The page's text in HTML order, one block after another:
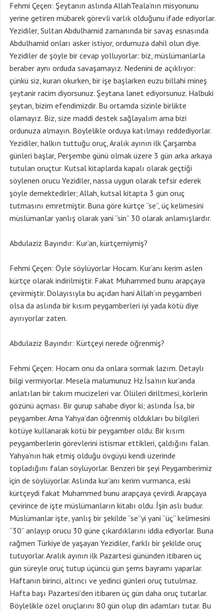
Fehmi Çeçen: Şeytanın aslında AllahTeala’nın misyonunu
yerine getiren mübarek görevli varlık olduğunu ifade ediyorlar.
Yezidiler, Sultan Abdulhamid zamanında bir savaş esnasında
Abdulhamid onları asker istiyor, ordumuza dahil olun diye.
Yezidiler de şöyle bir cevap yolluyorlar: biz, müslümanlarla
beraber aynı orduda savaşamayız. Nedenini de açıklıyor:
çünkü siz, kuran okurken, bir işe başlarken euzu billahi mineş
şeytanir racim diyorsunuz. Şeytana lanet ediyorsunuz. Halbuki
şeytan, bizim efendimizdir. Bu ortamda sizinle birlikte
olamayız. Biz, size maddi destek sağlayalım ama bizi
ordunuza almayın. Böylelikle orduya katılmayı reddediyorlar.
Yezidiler, halkın tuttuğu oruç, Aralık ayının ilk Çarşamba
günleri başlar, Perşembe günü olmak üzere 3 gün arka arkaya
tutulan oruçtur. Kutsal kitaplarda kapalı olarak geçtiği
söylenen orucu Yezidiler, nassa uygun olarak tefsir ederek
şöyle demektedirler; Allah, kutsal kitapta 3 gün oruç
tutmasını emretmiştir. Buna göre kürtçe “se”, üç kelimesini
müslümanlar yanlış olarak yani “sin” 30 olarak anlamışlardır.
Abdulaziz Bayındır: Kur’an, kürtçemiymiş?
Fehmi Çeçen: Öyle söylüyorlar Hocam. Kur’anı kerim aslen
kürtçe olarak indirilmiştir. Fakat Muhammed bunu arapçaya
çevirmiştir. Dolayısıyla bu açıdan hani Allah’ın peygamberi
olsa da aslında bir kısım peygamberleri iyi yada kötü diye
ayırıyorlar zaten.
Abdulaziz Bayındır: Kürtçeyi nerede öğrenmiş?
Fehmi Çeçen: Hocam onu da onlara sormak lazım. Detaylı
bilgi vermiyorlar. Mesela malumunuz Hz.İsa’nın kur’anda
anlatılan bir takım mucizeleri var. Ölüleri diriltmesi, körlerin
gözünü açması. Bir gurup sahabe diyor ki; aslında İsa, bir
peygamber. Ama Yahya’dan öğrenmiş oldukları bu bilgileri
kötüye kullanarak kötü bir peygamber oldu. Bir kısım
peygamberlerin görevlerini istismar ettikleri, çaldığını falan.
Yahya’nın hak etmiş olduğu övgüyü kendi üzerinde
topladığını falan söylüyorlar. Benzeri bir şeyi Peygamberimiz
için de söylüyorlar. Aslında kur’anı kerim vurmanca, eski
kürtçeydi fakat Muhammed bunu arapçaya çevirdi. Arapçaya
çevirince de işte müslümanların kitabı oldu. İşin aslı budur.
Müslümanlar işte, yanlış bir şekilde “se”yi yani “üç” kelimesini
“30” anlayıp orucu 30 güne çıkardıklarını iddia ediyorlar. Buna
rağmen Türkiye’de yaşayan Yezidiler, farklı bir şekilde oruç
tutuyorlar. Aralık ayının ilk Pazartesi gününden itibaren üç
gün süreyle oruç tutup üçüncü gün şems bayramı yaparlar.
Haftanın birinci, altıncı ve yedinci günleri oruç tutulmaz.
Hafta başı Pazartesi’den itibaren üç gün daha oruç tutarlar.
Böylelikle özel oruçlarını 80 gün olup din adamları tutar. Bu